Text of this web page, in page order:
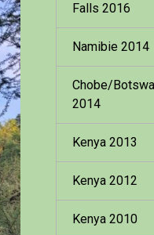
Falls 2016
Namibie 2014
Chobe/
2014
Kenya 2013
Kenya 2012
Kenya 2010